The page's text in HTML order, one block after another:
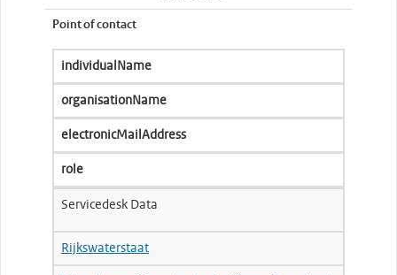
Point of contact
individualName
organisationName
electronicMailAddress
role
Servicedesk Data
Rijkswaterstaat